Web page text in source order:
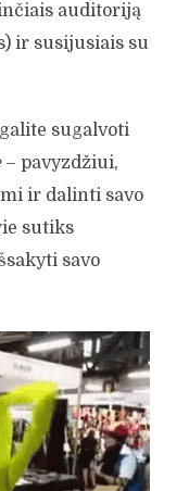
auditoriją
ir susijusiais su
sugalvoti
– pavyzdžiui,
ir dalinti savo
sutiks
savo